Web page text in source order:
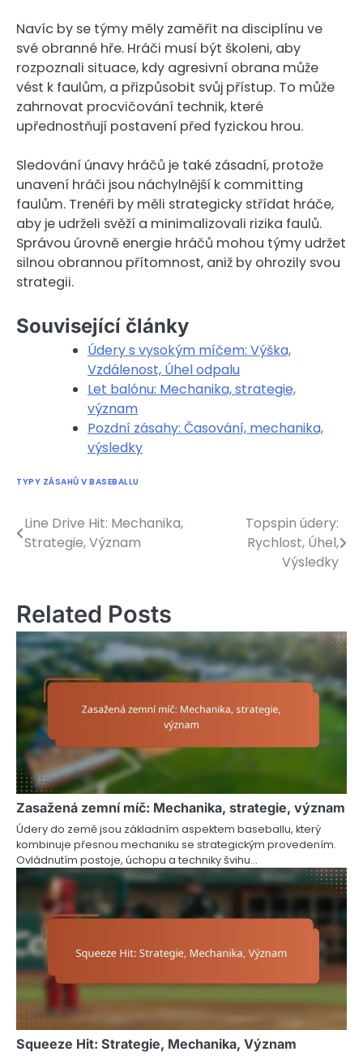
Navíc by se týmy měly zaměřit na disciplínu ve
své obranné hře. Hráči musí být školeni, aby
rozpoznali situace, kdy agresivní obrana může
vést k faulům, a přizpůsobit svůj přístup. To může
zahrnovat procvičování technik, které
upřednostňují postavení před fyzickou hrou.
Sledování únavy hráčů je také zásadní, protože
unavení hráči jsou náchylnější k committing
faulům. Trenéři by měli strategicky střídat hráče,
aby je udrželi svěží a minimalizovali rizika faulů.
Správou úrovně energie hráčů mohou týmy udržet
silnou obrannou přítomnost, aniž by ohrozily svou
strategii.
Související články
Údery s vysokým míčem: Výška,
Vzdálenost, Úhel odpalu
Let balónu: Mechanika, strategie,
význam
Pozdní zásahy: Časování, mechanika,
výsledky
TYPY ZÁSAHŮ V BASEBALLU
Post
navigation
Line Drive Hit: Mechanika,
Strategie, Význam
Topspin údery:
Rychlost, Úhel,
Výsledky
Related Posts
Zasažená zemní míč: Mechanika, strategie, význam
Údery do země jsou základním aspektem baseballu, který
kombinuje přesnou mechaniku se strategickým provedením.
Ovládnutím postoje, úchopu a techniky švihu…
Squeeze Hit: Strategie, Mechanika, Význam